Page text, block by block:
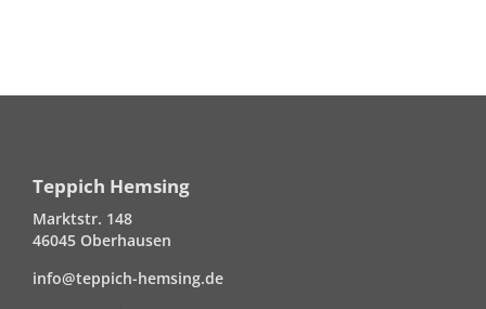
Teppich Hemsing
Marktstr. 148
46045 Oberhausen
info@teppich-hemsing.de